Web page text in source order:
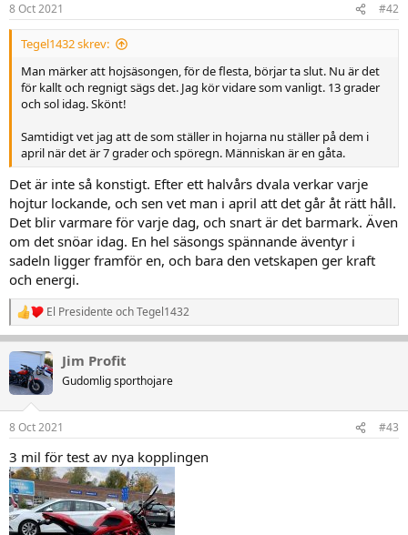
e
r
8 Oct 2021 #42
Tegel1432 skrev:
Man märker att hojsäsongen, för de flesta, börjar ta slut. Nu är det
för kallt och regnigt sägs det. Jag kör vidare som vanligt. 13 grader
och sol idag. Skönt!
Samtidigt vet jag att de som ställer in hojarna nu ställer på dem i
april när det är 7 grader och spöregn. Människan är en gåta.
Det är inte så konstigt. Efter ett halvårs dvala verkar varje
hojtur lockande, och sen vet man i april att det går åt rätt håll.
Det blir varmare för varje dag, och snart är det barmark. Även
om det snöar idag. En hel säsongs spännande äventyr i
sadeln ligger framför en, och bara den vetskapen ger kraft
och energi.
R
e
a
k
t
i
e
:
El Presidente ochTegel1432
Jim Profit
Gudomlig sporthojare
8 Oct 2021 #43
3 mil för test av nya kopplingen